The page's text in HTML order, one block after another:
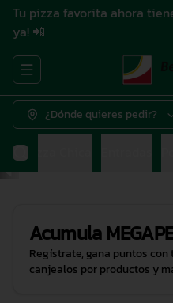
Tu pizza favorita ahora
ya! 📲
Abrir menu de navegación
¿Dónde quieres pedir?
Pizza Chica
Acumula
Regístrate, gana puntos
canjealos por productos y